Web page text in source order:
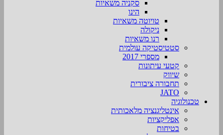
סקניה משאיות
הינו
טויוטה משאיות
ניקולה
רנו משאיות
סטטיסטיקה עולמית
מספרי 2017
קטעי עיתונות
שיווק
תחבורה ציבורית
JATO
טכנולוגיה
אינטליגנציה מלאכותית
אפליקציות
בטיחות